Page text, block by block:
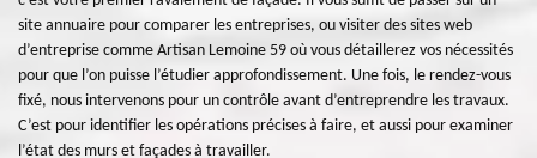
site annuaire pour comparer les entreprises, ou visiter des sites web
d’entreprise comme Artisan Lemoine 59 où vous détaillerez vos nécessités
pour que l’on puisse l’étudier approfondissement. Une fois, le rendez-vous
fixé, nous intervenons pour un contrôle avant d’entreprendre les travaux.
C’est pour identifier les opérations précises à faire, et aussi pour examiner
l’état des murs et façades à travailler.